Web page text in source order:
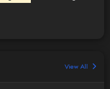
View All